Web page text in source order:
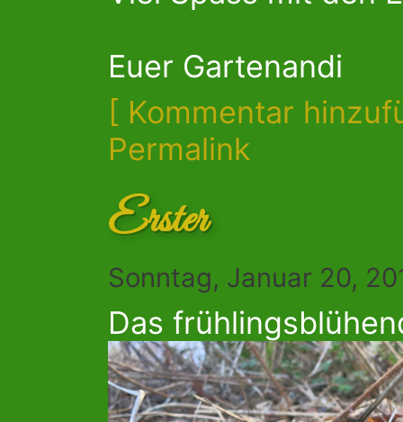
Euer Gartenandi
[ Kommentar
Permalink
Erster
Sonntag, Januar 20,
Das